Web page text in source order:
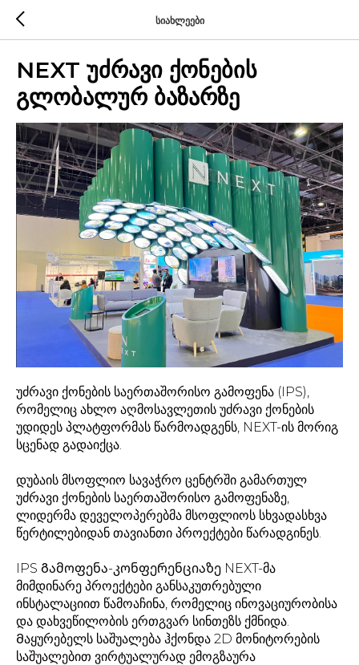
სიახლეები
NEXT უძრავი ქონების
გლობალურ ბაზარზე
უძრავი ქონების საერთაშორისო გამოფენა (IPS),
რომელიც ახლო აღმოსავლეთის უძრავი ქონების
უდიდეს პლატფორმას წარმოადგენს, NEXT-ის მორიგ
სცენად გადაიქცა.
დუბაის მსოფლიო სავაჭრო ცენტრში გამართულ
უძრავი ქონების საერთაშორისო გამოფენაზე,
ლიდერმა დეველოპერებმა მსოფლიოს სხვადასხვა
წერტილებიდან თავიანთი პროექტები წარადგინეს.
IPS Გამოფენა-კონფერენციაზე NEXT-მა
მიმდინარე პროექტები განსაკუთრებული
ინსტალაციით წამოაჩინა, რომელიც ინოვაციურობისა
და დახვეწილობის ერთგვარ სინთეზს ქმნიდა.
Მაყურებელს საშუალება ჰქონდა 2D მონიტორების
საშუალებით ვირტუალურად ემოგზაურა